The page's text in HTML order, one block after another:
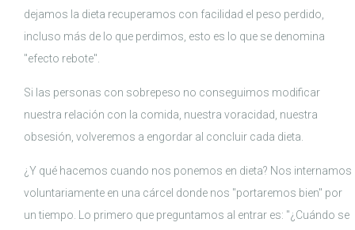
dejamos la dieta recuperamos con facilidad el peso perdido,
incluso más de lo que perdimos, esto es lo que se denomina
"efecto rebote".
Si las personas con sobrepeso no conseguimos modificar
nuestra relación con la comida, nuestra voracidad, nuestra
obsesión, volveremos a engordar al concluir cada dieta.
¿Y qué hacemos cuando nos ponemos en dieta? Nos internamos
voluntariamente en una cárcel donde nos "portaremos bien" por
un tiempo. Lo primero que preguntamos al entrar es: "¿Cuándo se